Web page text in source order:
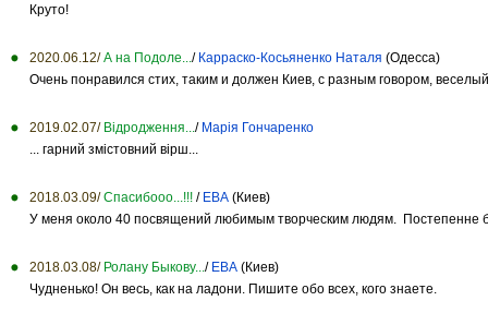
Круто!
2020.06.12/ А на Подоле.../ Карраско-Косьяненко Наталя (Одесса)
Очень понравился стих, таким и должен Киев, с разным говором,
2019.02.07/ Відродження.../ Марія Гончаренко
... гарний змістовний вірш...
2018.03.09/ Спасибооо...!!! / ЕВА (Киев)
У меня около 40 посвящений любимым творческим людям. Постепенне
2018.03.08/ Ролану Быкову.../ ЕВА (Киев)
Чудненько! Он весь, как на ладони. Пишите обо всех, кого знаете.